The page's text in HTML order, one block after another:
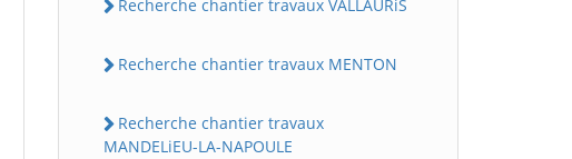
Recherche chantier travaux VALLAURiS
Recherche chantier travaux MENTON
Recherche chantier travaux
MANDELiEU-LA-NAPOULE